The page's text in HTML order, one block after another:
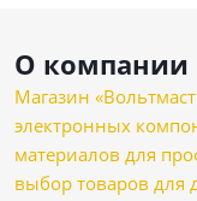
О компании
Магазин
электронных
материалов для
выбор товаров для